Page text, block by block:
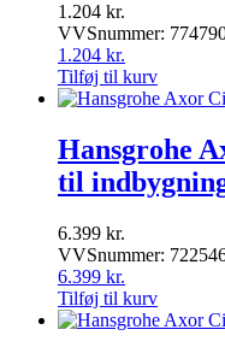
1.204 kr.
VVSnummer:
1.204 kr.
Tilføj til kurv
Hansgrohe
til
6.399 kr.
VVSnummer:
6.399 kr.
Tilføj til kurv